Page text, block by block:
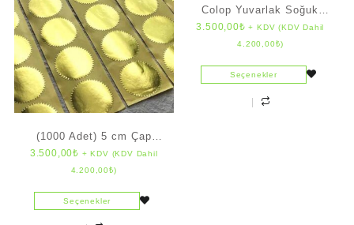
(1000 Adet) 5 cm Çap
Soğuk Damga Etiket
3.500,00₺ + KDV (KDV Dahil
4.200,00₺)
Seçenekler
Colop Yuvarlak Soğuk
Damga (4 cm çap)
3.500,00₺ + KDV (KDV Dahil
4.200,00₺)
Seçenekler